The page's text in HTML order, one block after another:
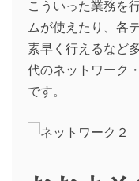
こういった業務を
ムが使えたり、各
素早く行えるなど
代のネットワーク
です。